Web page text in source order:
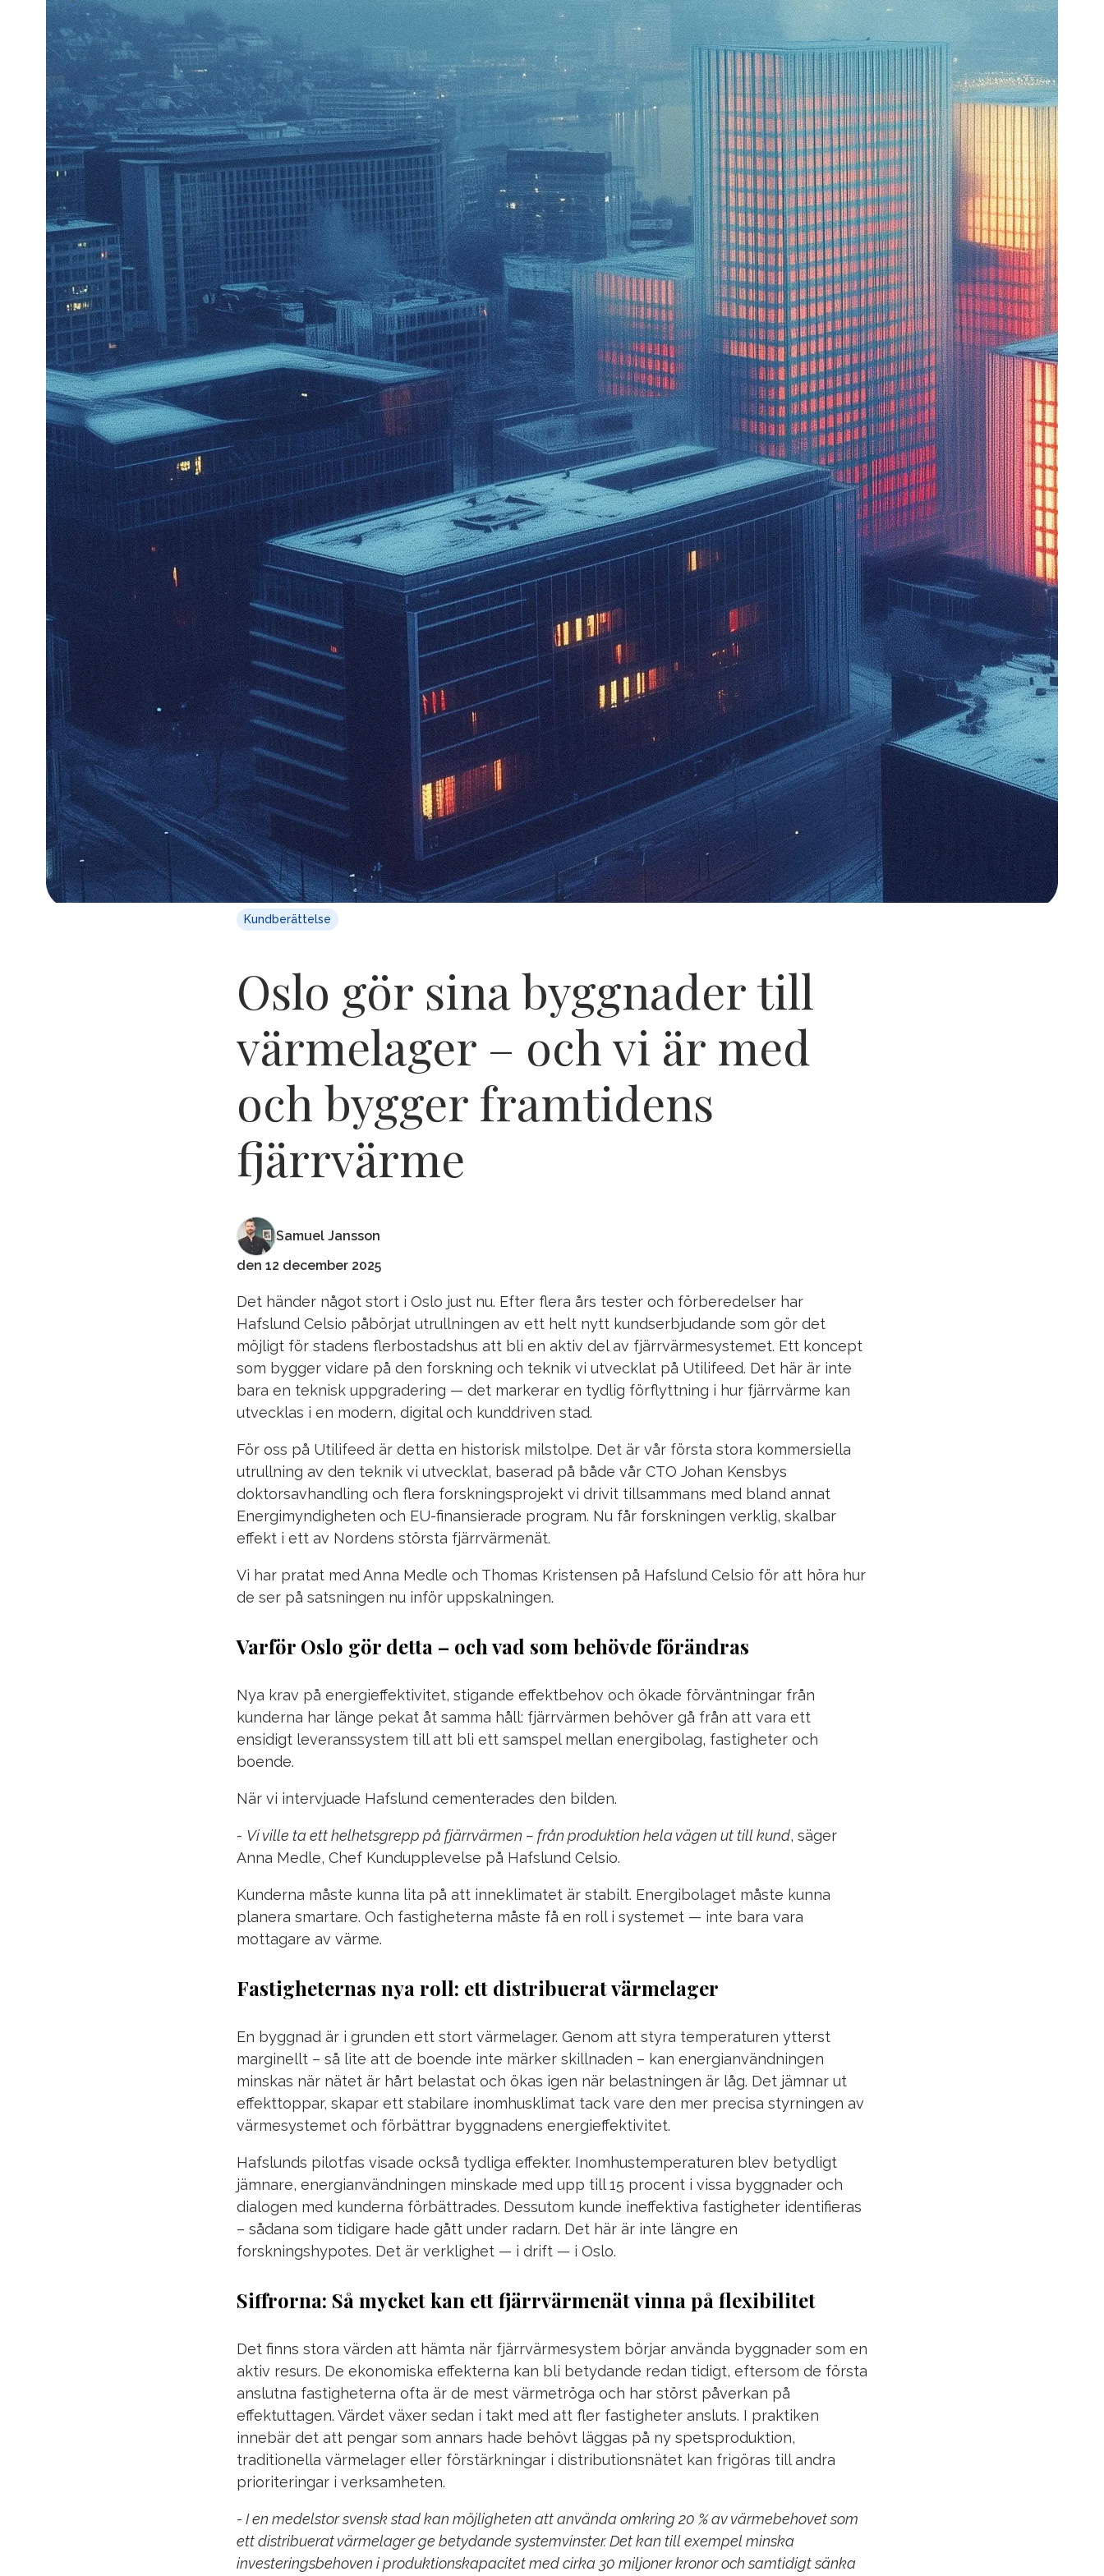
Kundberättelse
Oslo gör sina byggnader till
värmelager – och vi är med
och bygger framtidens
fjärrvärme
Samuel Jansson
den 12 december 2025
Det händer något stort i Oslo just nu. Efter flera års tester och förberedelser har
Hafslund Celsio påbörjat utrullningen av ett helt nytt kundserbjudande som gör det
möjligt för stadens flerbostadshus att bli en aktiv del av fjärrvärmesystemet. Ett koncept
som bygger vidare på den forskning och teknik vi utvecklat på Utilifeed. Det här är inte
bara en teknisk uppgradering — det markerar en tydlig förflyttning i hur fjärrvärme kan
utvecklas i en modern, digital och kunddriven stad.
För oss på Utilifeed är detta en historisk milstolpe. Det är vår första stora kommersiella
utrullning av den teknik vi utvecklat, baserad på både vår CTO Johan Kensbys
doktorsavhandling och flera forskningsprojekt vi drivit tillsammans med bland annat
Energimyndigheten och EU‑finansierade program. Nu får forskningen verklig, skalbar
effekt i ett av Nordens största fjärrvärmenät.
Vi har pratat med Anna Medle och Thomas Kristensen på Hafslund Celsio för att höra hur
de ser på satsningen nu inför uppskalningen.
Varför Oslo gör detta – och vad som behövde förändras
Nya krav på energieffektivitet, stigande effektbehov och ökade förväntningar från
kunderna har länge pekat åt samma håll: fjärrvärmen behöver gå från att vara ett
ensidigt leveranssystem till att bli ett samspel mellan energibolag, fastigheter och
boende.
När vi intervjuade Hafslund cementerades den bilden.
- Vi ville ta ett helhetsgrepp på fjärrvärmen – från produktion hela vägen ut till kund, säger
Anna Medle, Chef Kundupplevelse på Hafslund Celsio.
Kunderna måste kunna lita på att inneklimatet är stabilt. Energibolaget måste kunna
planera smartare. Och fastigheterna måste få en roll i systemet — inte bara vara
mottagare av värme.
Fastigheternas nya roll: ett distribuerat värmelager
En byggnad är i grunden ett stort värmelager. Genom att styra temperaturen ytterst
marginellt – så lite att de boende inte märker skillnaden – kan energianvändningen
minskas när nätet är hårt belastat och ökas igen när belastningen är låg. Det jämnar ut
effekttoppar, skapar ett stabilare inomhusklimat tack vare den mer precisa styrningen av
värmesystemet och förbättrar byggnadens energieffektivitet.
Hafslunds pilotfas visade också tydliga effekter. Inomhustemperaturen blev betydligt
jämnare, energianvändningen minskade med upp till 15 procent i vissa byggnader och
dialogen med kunderna förbättrades. Dessutom kunde ineffektiva fastigheter identifieras
– sådana som tidigare hade gått under radarn. Det här är inte längre en
forskningshypotes. Det är verklighet — i drift — i Oslo.
Siffrorna: Så mycket kan ett fjärrvärmenät vinna på flexibilitet
Det finns stora värden att hämta när fjärrvärmesystem börjar använda byggnader som en
aktiv resurs. De ekonomiska effekterna kan bli betydande redan tidigt, eftersom de första
anslutna fastigheterna ofta är de mest värmetröga och har störst påverkan på
effektuttagen. Värdet växer sedan i takt med att fler fastigheter ansluts. I praktiken
innebär det att pengar som annars hade behövt läggas på ny spetsproduktion,
traditionella värmelager eller förstärkningar i distributionsnätet kan frigöras till andra
prioriteringar i verksamheten.
- I en medelstor svensk stad kan möjligheten att använda omkring 20 % av värmebehovet som
ett distribuerat värmelager ge betydande systemvinster. Det kan till exempel minska
investeringsbehoven i produktionskapacitet med cirka 30 miljoner kronor och samtidigt sänka